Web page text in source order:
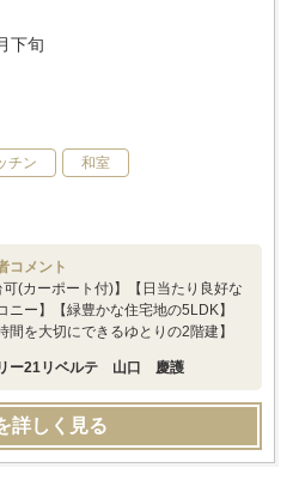
下旬
チン 和室
コメント
可(カーポート付)】【日当たり良好な
ニー】【緑豊かな住宅地の5LDK】
間を大切にできるゆとりの2階建】
ー21リベルテ 山口 慶護
詳しく見る